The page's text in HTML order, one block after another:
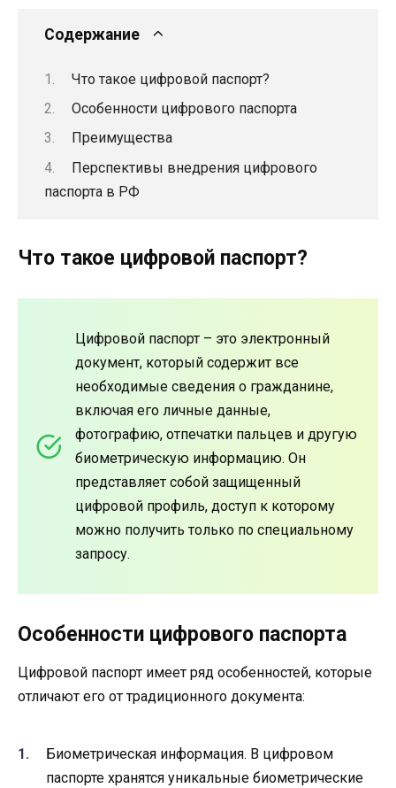
Содержание
Что такое цифровой паспорт?
Особенности цифрового паспорта
Преимущества
Перспективы внедрения цифрового
паспорта в РФ
Что такое цифровой паспорт?
Цифровой паспорт – это электронный
документ, который содержит все
необходимые сведения о гражданине,
включая его личные данные,
фотографию, отпечатки пальцев и другую
биометрическую информацию. Он
представляет собой защищенный
цифровой профиль, доступ к которому
можно получить только по специальному
запросу.
Особенности цифрового паспорта
Цифровой паспорт имеет ряд особенностей, которые
отличают его от традиционного документа:
Биометрическая информация. В цифровом
паспорте хранятся уникальные биометрические